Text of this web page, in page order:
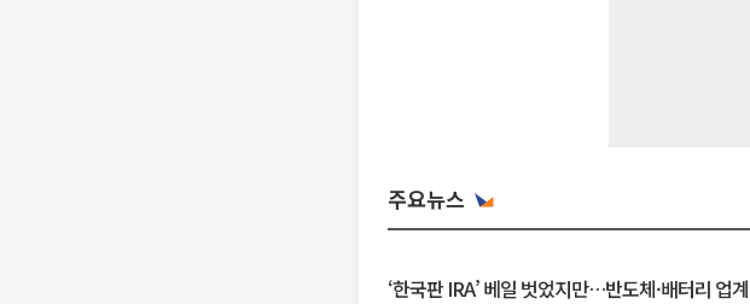
주요뉴스
‘한국판 IRA’ 베일 벗었지만…반도체·배터리 업